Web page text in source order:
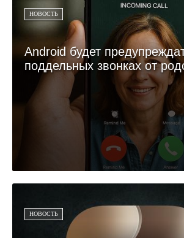
НОВОСТЬ
Android будет
поддельных звонках от
НОВОСТЬ